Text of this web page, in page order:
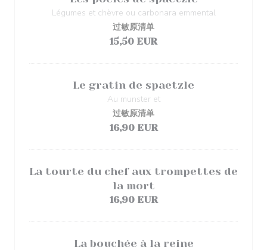
Légumes et chèvre ou carbonara emmental
过敏原清单
15,50 EUR
Le gratin de spaetzle
Au munster et
过敏原清单
16,90 EUR
La tourte du chef aux trompettes de
la mort
16,90 EUR
La bouchée à la reine